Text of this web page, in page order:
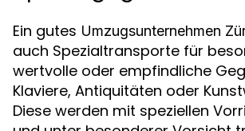
Ein gutes Umzugsunternehmen
auch Spezialtransporte für
wertvolle oder empfindliche
Klaviere, Antiquitäten oder
Diese werden mit speziellen